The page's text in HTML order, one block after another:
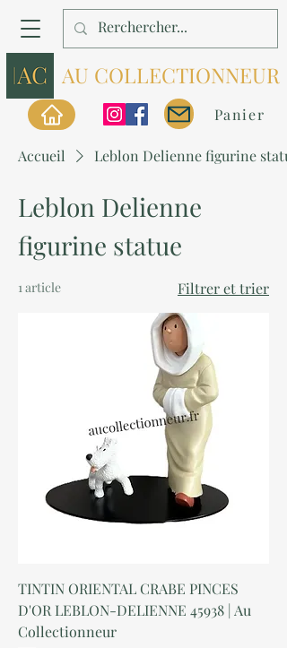
AU COLLECTIONNEUR
Panier
Accueil Leblon Delienne figurine
Leblon Delienne
figurine statue
1 article Filtrer et trier
TINTIN ORIENTAL CRABE PINCES
D'OR LEBLON-DELIENNE 45938 | Au
Collectionneur